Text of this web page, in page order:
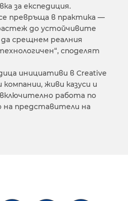
за експедиция.
превръща в практика —
до устойчивите
срещнем реалния
споделят
инициативи в Creative
живи казуси и
работа по
на представители на